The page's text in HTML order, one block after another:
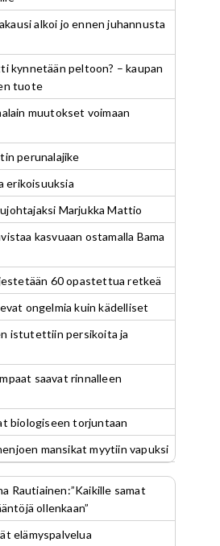
alkoi jo ennen juhannusta
kynnetään peltoon? – kaupan
tuote
muutokset voimaan
perunalajike
erikoisuuksia
Marjukka Mattio
kasvuaan ostamalla Bama
60 opastettua retkeä
ongelmia kuin kädelliset
istutettiin persikoita ja
saavat rinnalleen
biologiseen torjuntaan
mansikat myytiin vapuksi
Rautiainen:”Kaikille samat
ollenkaan”
elämyspalvelua